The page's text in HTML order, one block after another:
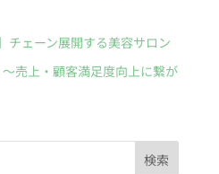
チェーン展開する美容サロン
売上・顧客満足度向上に繋が
検索